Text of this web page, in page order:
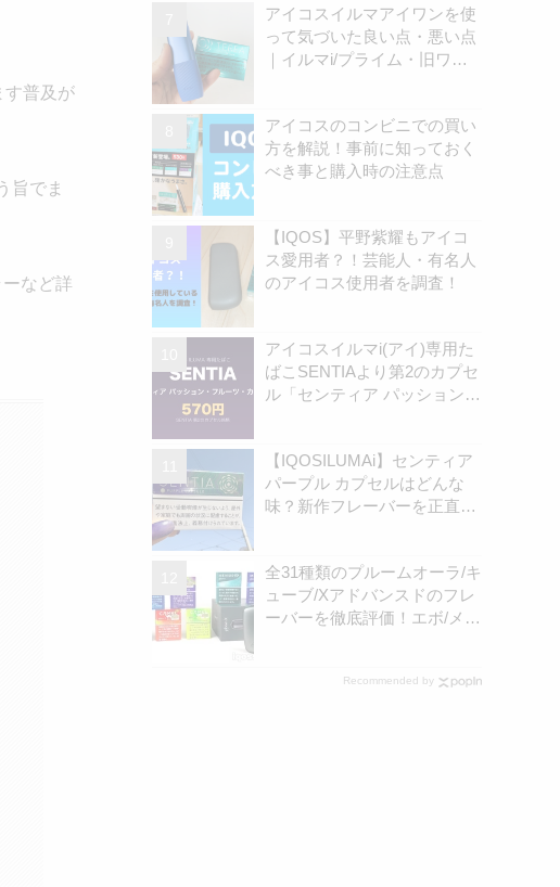
す普及が
旨でま
など詳
アイコスイルマアイワンを使
って気づいた良い点・悪い点
｜イルマi/プライム・旧ワン
アイコスのコンビニでの買い
方を解説！事前に知っておく
べき事と購入時の注意点
【IQOS】平野紫耀もアイコ
ス愛用者？！芸能人・有名人
のアイコス使用者を調査！
アイコスイルマi(アイ)専用た
ばこSENTIAより第2のカプセ
ル「センティア パッション・
柄 | アイコスさん
【IQOSILUMAi】センティア
パープル カプセルはどんな
味？新作フレーバーを正直レ
に！ | アイコスさん
全31種類のプルームオーラ/キ
ューブ/Xアドバンスドのフレ
ーバーを徹底評価！エボ/メビ
Recommended by